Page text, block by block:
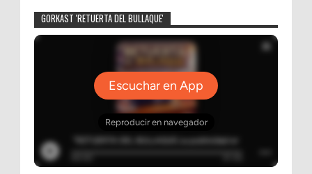
GORKAST 'RETUERTA DEL BULLAQUE'